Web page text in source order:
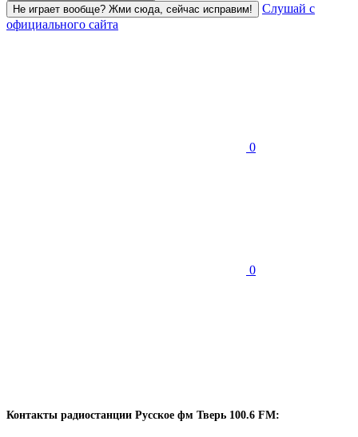
Не играет вообще? Жми сюда, сейчас исправим!
Слушай с
официального сайта
0
0
Контакты радиостанции Русское фм Тверь 100.6 FM: